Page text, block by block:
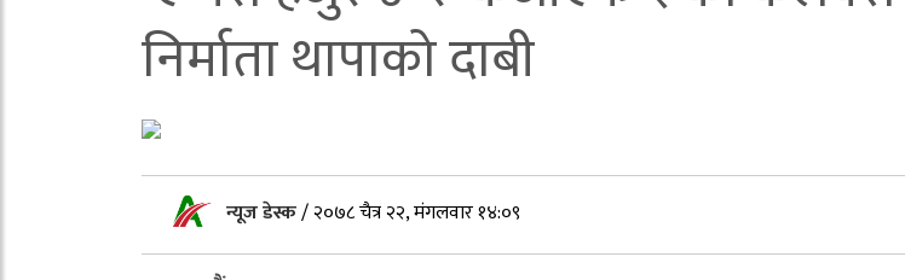
निर्माता थापाको दाबी
न्यूज डेस्क/२०७८ चैत्र २२, मंगलवार १४:०९